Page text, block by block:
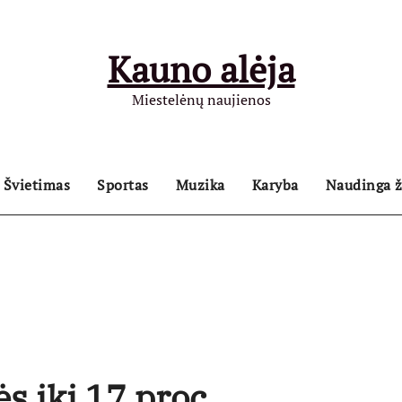
Kauno alėja
Miestelėnų naujienos
Švietimas Sportas Muzika Karyba Naudinga